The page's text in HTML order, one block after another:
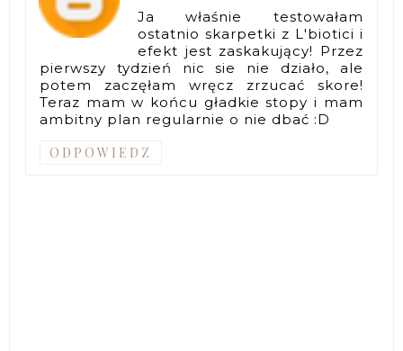
Ja właśnie testowałam
ostatnio skarpetki z L'biotici i
efekt jest zaskakujący! Przez
pierwszy tydzień nic sie nie działo, ale
potem zaczęłam wręcz zrzucać skore!
Teraz mam w końcu gładkie stopy i mam
ambitny plan regularnie o nie dbać :D
ODPOWIEDZ